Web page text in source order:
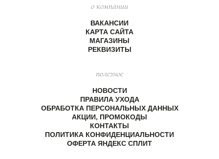
о компании
ВАКАНСИИ
КАРТА САЙТА
МАГАЗИНЫ
РЕКВИЗИТЫ
полезное
НОВОСТИ
ПРАВИЛА УХОДА
ОБРАБОТКА ПЕРСОНАЛЬНЫХ ДАННЫХ
АКЦИИ, ПРОМОКОДЫ
КОНТАКТЫ
ПОЛИТИКА КОНФИДЕНЦИАЛЬНОСТИ
ОФЕРТА ЯНДЕКС СПЛИТ